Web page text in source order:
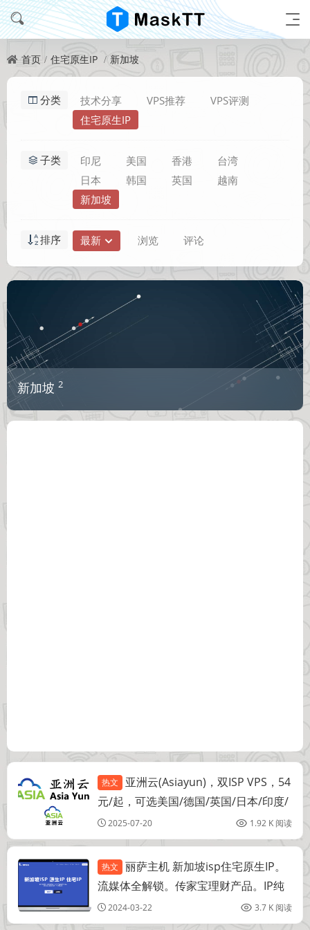
首页 住宅原生IP 新加坡
分类 技术分享 VPS推荐
VPS评测
住宅原生IP
子类 印尼 美国 香港
台湾
日本
韩国 英国
越南
新加坡
排序 最新 浏览 评论
新加坡 2
新加坡
热文
亚洲云(Asiayun)，双ISP VPS，54
元/起，可选美国/德国/英国/日本/印度/
新加坡/越南等
2025-07-20 1.92 K 阅读
新加坡
热文
丽萨主机 新加坡isp住宅原生IP。
流媒体全解锁。传家宝理财产品。IP纯
净， Gbps超大带宽，NVMe高性能固态
硬盘，支持Tiktok, Chatgpt, FB营销，
2024-03-22 3.7 K 阅读